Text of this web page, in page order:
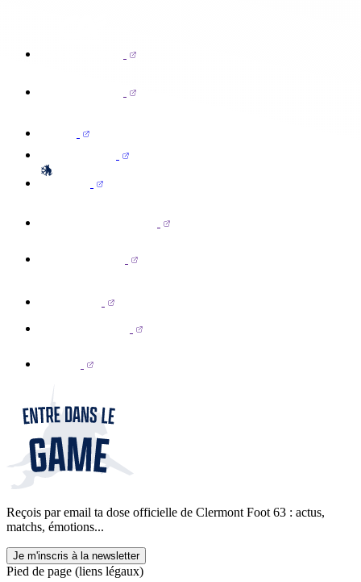
Reçois par email ta dose officielle de Clermont Foot 63 : actus,
matchs, émotions...
Je m'inscris à la newsletter
Pied de page (liens légaux)